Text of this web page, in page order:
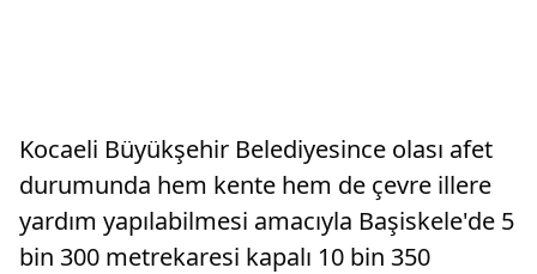
Kocaeli Büyükşehir Belediyesince olası afet
durumunda hem kente hem de çevre illere
yardım yapılabilmesi amacıyla Başiskele'de 5
bin 300 metrekaresi kapalı 10 bin 350